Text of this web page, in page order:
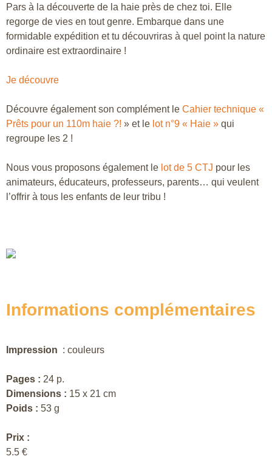
Pars à la découverte de la haie près de chez toi. Elle
regorge de vies en tout genre. Embarque dans une
formidable expédition et tu découvriras à quel point la nature
ordinaire est extraordinaire !
Je découvre
Découvre également son complément le Cahier technique «
Prêts pour un 110m haie ?! » et le lot n°9 « Haie » qui
regroupe les 2 !
Nous vous proposons également le lot de 5 CTJ pour les
animateurs, éducateurs, professeurs, parents… qui veulent
l’offrir à tous les enfants de leur tribu !
Informations complémentaires
Impression : couleurs
Pages : 24 p.
Dimensions : 15 x 21 cm
Poids : 53 g
Prix :
5.5 €